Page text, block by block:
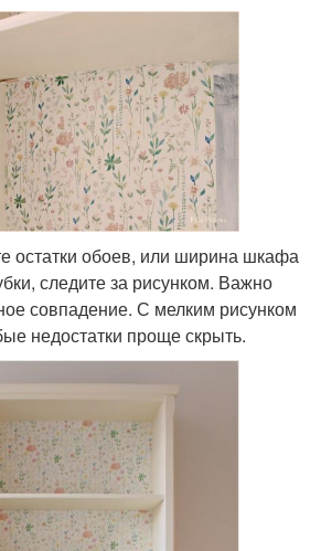
остатки обоев, или ширина шкафа
следите за рисунком. Важно
совпадение. С мелким рисунком
недостатки проще скрыть.